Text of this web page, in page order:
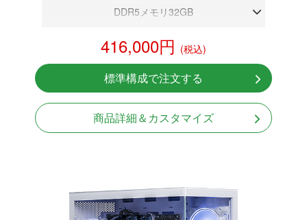
DDR5メモリ32GB
NVMeSSD 1TB
無線LAN Bluetooth対応
Windows11 Home 64bit
LCDスクリーン搭載
416,000円 (税込)
標準構成で注文する
商品詳細＆カスタマイズ